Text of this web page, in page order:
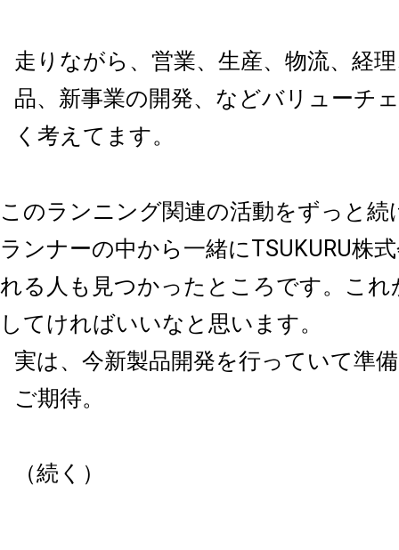
走りながら、営業、生産、物流、経
品、新事業の開発、などバリューチ
く考えてます。
このランニング関連の活動をずっと続
ランナーの中から一緒にTSUKURU株
れる人も見つかったところです。これ
してければいいなと思います。
実は、今新製品開発を行っていて準
ご期待。
（続く）